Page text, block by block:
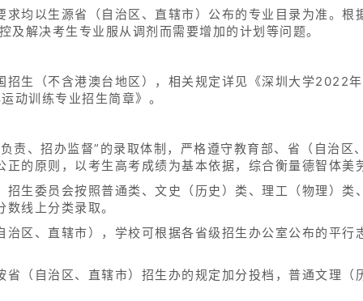
均以生源省（自治区、直辖市）公布的专业目录为准。根
及解决考生专业服从调剂而需要增加的计划等问题。
招生（不含港澳台地区），相关规定详见《深圳大学2022
动训练专业招生简章》。
责、招办监督”的录取体制，严格遵守教育部、省（自治区
的原则，以考生高考成绩为基本依据，综合衡量德智体美
招生委员会按照普通类、文史（历史）类、理工（物理）类
线上分类录取。
区、直辖市），学校可根据各省级招生办公室公布的平行
省（自治区、直辖市）招生办的规定加分投档，普通文理（